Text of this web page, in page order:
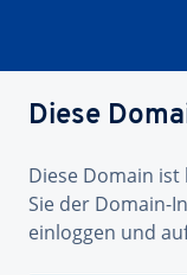
Diese
Diese Domain ist
Sie der Domain-
einloggen und